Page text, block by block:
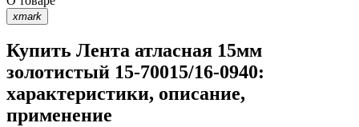
xmark
Купить Лента атласная 15мм
золотистый 15-70015/16-0940:
характеристики, описание,
применение